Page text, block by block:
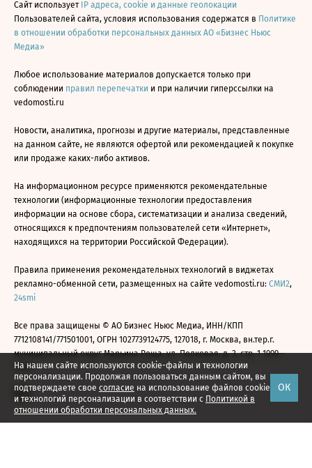
На нашем сайте используются cookie-файлы и технологии
персонализации. Продолжая пользоваться данным сайтом, вы
подтверждаете свое согласие на использование файлов cookie
и технологий персонализации в соответствии с Политикой в
отношении обработки персональных данных.
ОК
Сайт использует IP адреса, cookie и данные геолокации
Пользователей сайта, условия использования содержатся в Политике
в отношении обработки персональных данных АО «Бизнес Ньюс
Медиа»
Любое использование материалов допускается только при
соблюдении правил перепечатки и при наличии гиперссылки на
vedomosti.ru
Новости, аналитика, прогнозы и другие материалы, представленные
на данном сайте, не являются офертой или рекомендацией к покупке
или продаже каких-либо активов.
На информационном ресурсе применяются рекомендательные
технологии (информационные технологии предоставления
информации на основе сбора, систематизации и анализа сведений,
относящихся к предпочтениям пользователей сети «Интернет»,
находящихся на территории Российской Федерации).
Правила применения рекомендательных технологий в виджетах
рекламно-обменной сети, размещенных на сайте vedomosti.ru: СМИ2,
24smi
Все права защищены © АО Бизнес Ньюс Медиа, ИНН/КПП
7712108141/771501001, ОГРН 1027739124775, 127018, г. Москва, вн.тер.г.
муниципальный округ Марьина Роща, ул. Полковая, д. 3, стр. 1 1999—
2026